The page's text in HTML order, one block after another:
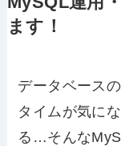
ます！
データベース
タイムが気に
る…そんな